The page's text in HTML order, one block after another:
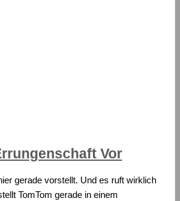
Vor
gerade vorstellt. Und es ruft wirklich
TomTom gerade in einem